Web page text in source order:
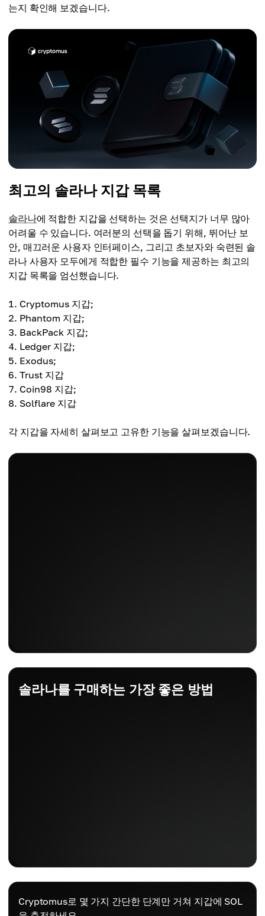
는지 확인해 보겠습니다.
최고의 솔라나 지갑 목록
솔라나에 적합한 지갑을 선택하는 것은 선택지가 너무 많아
어려울 수 있습니다. 여러분의 선택을 돕기 위해, 뛰어난 보
안, 매끄러운 사용자 인터페이스, 그리고 초보자와 숙련된 솔
라나 사용자 모두에게 적합한 필수 기능을 제공하는 최고의
지갑 목록을 엄선했습니다.
Cryptomus 지갑;
Phantom 지갑;
BackPack 지갑;
Ledger 지갑;
Exodus;
Trust 지갑
Coin98 지갑;
Solflare 지갑
각 지갑을 자세히 살펴보고 고유한 기능을 살펴보겠습니다.
솔라나를 구매하는 가장 좋은 방법
Cryptomus로 몇 가지 간단한 단계만 거쳐 지갑에 SOL